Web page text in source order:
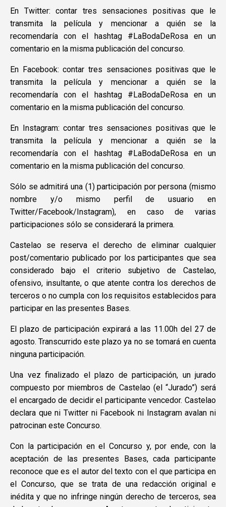
En Twitter: contar tres sensaciones positivas que le
transmita la película y mencionar a quién se la
recomendaría con el hashtag #LaBodaDeRosa en un
comentario en la misma publicación del concurso.
En Facebook: contar tres sensaciones positivas que le
transmita la película y mencionar a quién se la
recomendaría con el hashtag #LaBodaDeRosa en un
comentario en la misma publicación del concurso.
En Instagram: contar tres sensaciones positivas que le
transmita la película y mencionar a quién se la
recomendaría con el hashtag #LaBodaDeRosa en un
comentario en la misma publicación del concurso.
Sólo se admitirá una (1) participación por persona (mismo
nombre y/o mismo perfil de usuario en
Twitter/Facebook/Instagram), en caso de varias
participaciones sólo se considerará la primera.
Castelao se reserva el derecho de eliminar cualquier
post/comentario publicado por los participantes que sea
considerado bajo el criterio subjetivo de Castelao,
ofensivo, insultante, o que atente contra los derechos de
terceros o no cumpla con los requisitos establecidos para
participar en las presentes Bases.
El plazo de participación expirará a las 11.00h del 27 de
agosto. Transcurrido este plazo ya no se tomará en cuenta
ninguna participación.
Una vez finalizado el plazo de participación, un jurado
compuesto por miembros de Castelao (el “Jurado”) será
el encargado de decidir el participante vencedor. Castelao
declara que ni Twitter ni Facebook ni Instagram avalan ni
patrocinan este Concurso.
Con la participación en el Concurso y, por ende, con la
aceptación de las presentes Bases, cada participante
reconoce que es el autor del texto con el que participa en
el Concurso, que se trata de una redacción original e
inédita y que no infringe ningún derecho de terceros, sea